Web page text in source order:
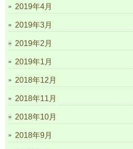
2019年4月
2019年3月
2019年2月
2019年1月
2018年12月
2018年11月
2018年10月
2018年9月